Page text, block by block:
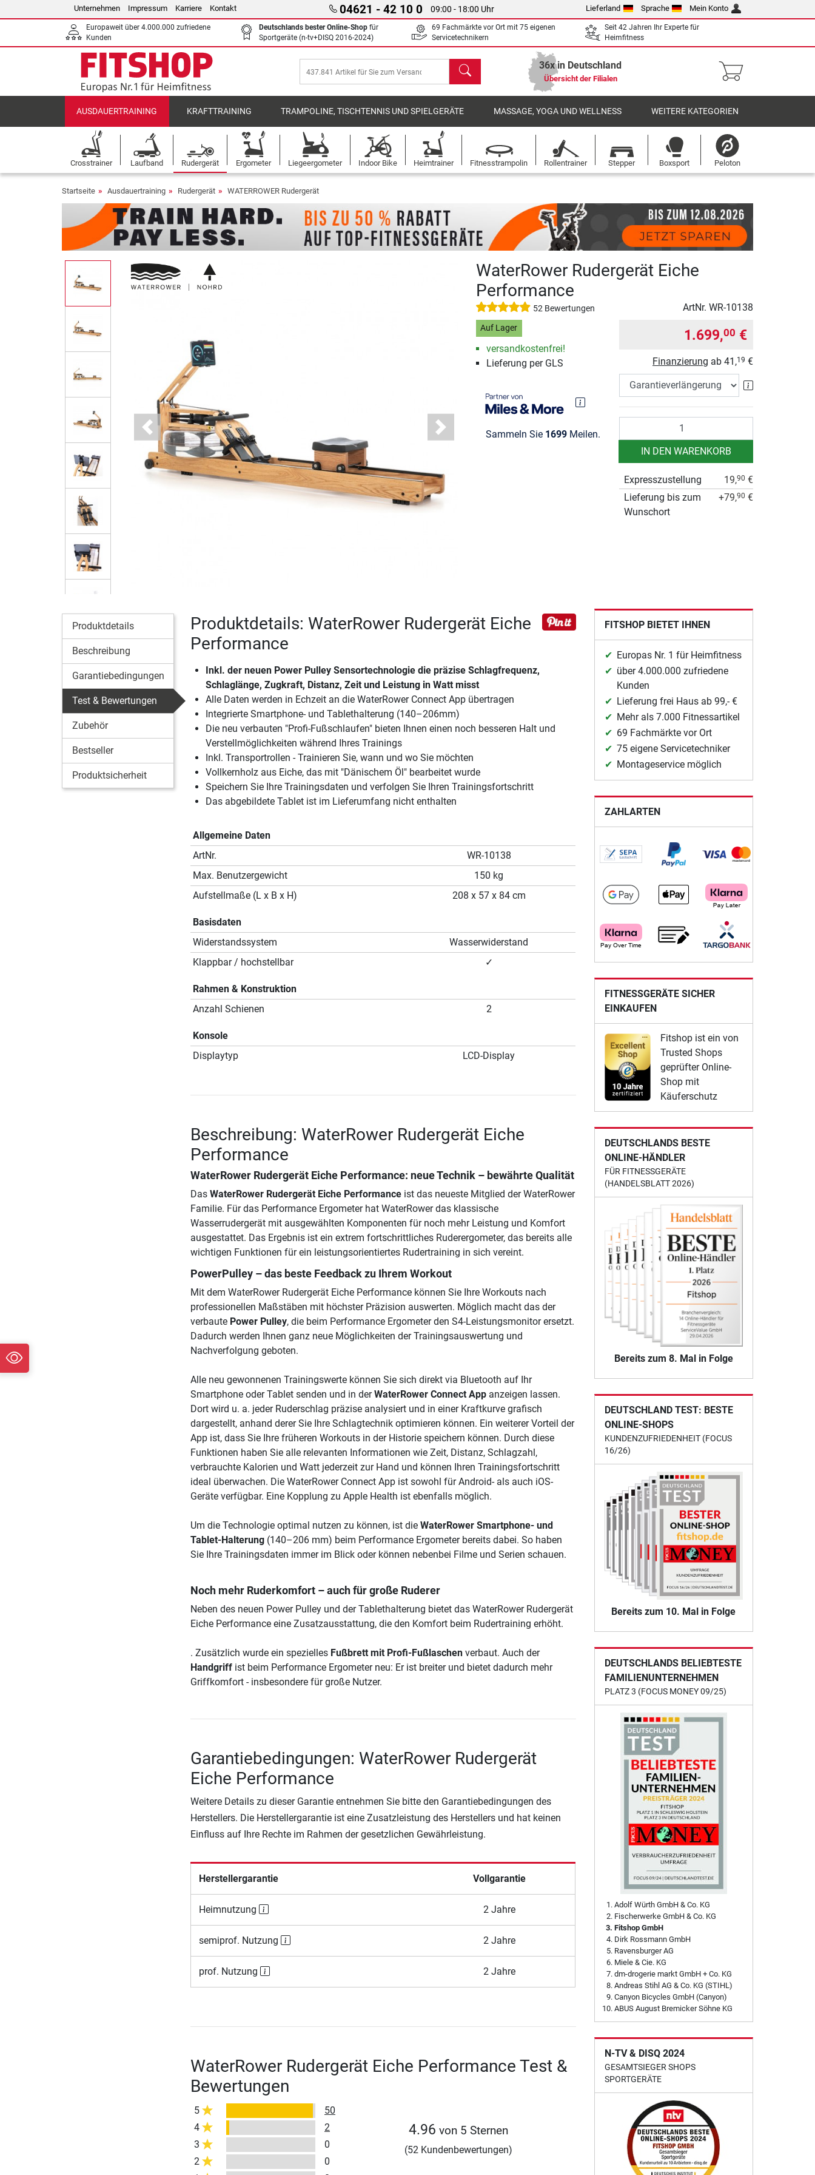
Unternehmen Impressum Karriere Kontakt 04621 - 42 10 0 09:00 - 18:00 Uhr Lieferland Sprache Mein Konto
Europaweit über 4.000.000 zufriedene
Kunden
Deutschlands bester Online-Shop für
Sportgeräte (n-tv+DISQ 2016-2024)
69 Fachmärkte vor Ort mit 75 eigenen
Servicetechnikern
Seit 42 Jahren Ihr Experte für
Heimfitness
Suchen 36x in Deutschland
Übersicht der Filialen
AUSDAUERTRAINING KRAFTTRAINING TRAMPOLINE, TISCHTENNIS UND SPIELGERÄTE MASSAGE, YOGA UND WELLNESS WEITERE KATEGORIEN
Crosstrainer Laufband Rudergerät Ergometer Liegeergometer Indoor Bike Heimtrainer Fitnesstrampolin Rollentrainer Stepper Boxsport Peloton
Startseite Ausdauertraining Rudergerät WATERROWER Rudergerät
Previous Next
WaterRower Rudergerät Eiche
Performance
52 Bewertungen ArtNr. WR-10138
Auf Lager
versandkostenfrei!
Lieferung per GLS
Sammeln Sie 1699Meilen.
1.699,00 €
Finanzierung ab 41,19 €
IN DEN WARENKORB
Expresszustellung 19,90 €
Lieferung bis zum
Wunschort
+79,90 €
Produktdetails
Beschreibung
Garantiebedingungen
Test & Bewertungen
Zubehör
Bestseller
Produktsicherheit
Produktdetails: WaterRower Rudergerät Eiche
Performance
Inkl. der neuen Power Pulley Sensortechnologie die präzise Schlagfrequenz,
Schlaglänge, Zugkraft, Distanz, Zeit und Leistung in Watt misst
Alle Daten werden in Echzeit an die WaterRower Connect App übertragen
Integrierte Smartphone- und Tablethalterung (140–206mm)
Die neu verbauten "Profi-Fußschlaufen" bieten Ihnen einen noch besseren Halt und
Verstellmöglichkeiten während Ihres Trainings
Inkl. Transportrollen - Trainieren Sie, wann und wo Sie möchten
Vollkernholz aus Eiche, das mit "Dänischem Öl" bearbeitet wurde
Speichern Sie Ihre Trainingsdaten und verfolgen Sie Ihren Trainingsfortschritt
Das abgebildete Tablet ist im Lieferumfang nicht enthalten
Allgemeine Daten
ArtNr.
WR-10138
Max. Benutzergewicht
150 kg
Aufstellmaße (L x B x H)
208 x 57 x 84 cm
Basisdaten
Widerstandssystem
Wasserwiderstand
Klappbar / hochstellbar
✓
Rahmen & Konstruktion
Anzahl Schienen
2
Konsole
Displaytyp
LCD-Display
Beschreibung: WaterRower Rudergerät Eiche
Performance
WaterRower Rudergerät Eiche Performance: neue Technik – bewährte Qualität
Das WaterRower Rudergerät Eiche Performanceist das neueste Mitglied der WaterRower
Familie. Für das Performance Ergometer hat WaterRower das klassische
Wasserrudergerät mit ausgewählten Komponenten für noch mehr Leistung und Komfort
ausgestattet. Das Ergebnis ist ein extrem fortschrittliches Ruderergometer, das bereits alle
wichtigen Funktionen für ein leistungsorientiertes Rudertraining in sich vereint.
PowerPulley – das beste Feedback zu Ihrem Workout
Mit dem WaterRower Rudergerät Eiche Performance können Sie Ihre Workouts nach
professionellen Maßstäben mit höchster Präzision auswerten. Möglich macht das der
verbaute Power Pulley, die beim Performance Ergometer den S4-Leistungsmonitor ersetzt.
Dadurch werden Ihnen ganz neue Möglichkeiten der Trainingsauswertung und
Nachverfolgung geboten.
Alle neu gewonnenen Trainingswerte können Sie sich direkt via Bluetooth auf Ihr
Smartphone oder Tablet senden und in derWaterRower Connect Appanzeigen lassen.
Dort wird u. a. jeder Ruderschlag präzise analysiert und in einer Kraftkurve grafisch
dargestellt, anhand derer Sie Ihre Schlagtechnik optimieren können. Ein weiterer Vorteil der
App ist, dass Sie Ihre früheren Workouts in der Historie speichern können. Durch diese
Funktionen haben Sie alle relevanten Informationen wie Zeit, Distanz, Schlagzahl,
verbrauchte Kalorien und Watt jederzeit zur Hand und können Ihren Trainingsfortschritt
ideal überwachen. Die WaterRower Connect App ist sowohl für Android- als auch iOS-
Geräte verfügbar. Eine Kopplung zu Apple Health ist ebenfalls möglich.
Um die Technologie optimal nutzen zu können, ist die WaterRower Smartphone- und
Tablet-Halterung(140–206 mm) beim Performance Ergometer bereits dabei. So haben
Sie Ihre Trainingsdaten immer im Blick oder können nebenbei Filme und Serien schauen.
Noch mehr Ruderkomfort – auch für große Ruderer
Neben des neuen Power Pulley und der Tablethalterung bietet das WaterRower Rudergerät
Eiche Performance eine Zusatzausstattung, die den Komfort beim Rudertraining erhöht.
. Zusätzlich wurde ein spezielles Fußbrett mit Profi-Fußlaschenverbaut. Auch der
Handgriffist beim Performance Ergometer neu: Er ist breiter und bietet dadurch mehr
Griffkomfort - insbesondere für große Nutzer.
Garantiebedingungen: WaterRower Rudergerät
Eiche Performance
Weitere Details zu dieser Garantie entnehmen Sie bitte den Garantiebedingungen des
Herstellers. Die Herstellergarantie ist eine Zusatzleistung des Herstellers und hat keinen
Einfluss auf Ihre Rechte im Rahmen der gesetzlichen Gewährleistung.
Herstellergarantie Vollgarantie
Heimnutzung 2 Jahre
semiprof. Nutzung 2 Jahre
prof. Nutzung 2 Jahre
WaterRower Rudergerät Eiche Performance Test &
Bewertungen
5
50
4
2
3
0
2
0
4.96 von 5 Sternen
(52 Kundenbewertungen)
FITSHOP BIETET IHNEN
Europas Nr. 1 für Heimfitness
über 4.000.000 zufriedene
Kunden
Lieferung frei Haus ab 99,- €
Mehr als 7.000 Fitnessartikel
69 Fachmärkte vor Ort
75 eigene Servicetechniker
Montageservice möglich
ZAHLARTEN
FITNESSGERÄTE SICHER
EINKAUFEN
Fitshop ist ein von
Trusted Shops
geprüfter Online-
Shop mit
Käuferschutz
DEUTSCHLANDS BESTE
ONLINE-HÄNDLER
FÜR FITNESSGERÄTE
(HANDELSBLATT 2026)
Bereits zum 8. Mal in Folge
DEUTSCHLAND TEST: BESTE
ONLINE-SHOPS
KUNDENZUFRIEDENHEIT (FOCUS
16/26)
Bereits zum 10. Mal in Folge
DEUTSCHLANDS BELIEBTESTE
FAMILIENUNTERNEHMEN
PLATZ 3 (FOCUS MONEY 09/25)
Adolf Würth GmbH & Co. KG
Fischerwerke GmbH & Co. KG
Fitshop GmbH
Dirk Rossmann GmbH
Ravensburger AG
Miele & Cie. KG
dm-drogerie markt GmbH + Co. KG
Andreas Stihl AG & Co. KG (STIHL)
Canyon Bicycles GmbH (Canyon)
ABUS August Bremicker Söhne KG
N-TV & DISQ 2024
GESAMTSIEGER SHOPS
SPORTGERÄTE